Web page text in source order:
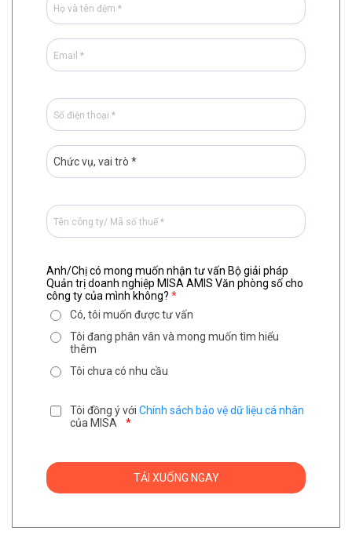
Anh/Chị có mong muốn nhận tư vấn Bộ giải pháp
Quản trị doanh nghiệp MISA AMIS Văn phòng số cho
công ty của mình không? *
Có, tôi muốn được tư vấn
Tôi đang phân vân và mong muốn tìm hiểu
thêm
Tôi chưa có nhu cầu
Tôi đồng ý với Chính sách bảo vệ dữ liệu cá nhân
của MISA
*